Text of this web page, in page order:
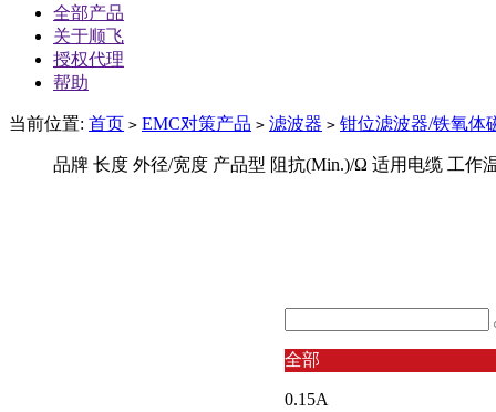
全部产品
关于顺飞
授权代理
帮助
当前位置: 首页 > EMC对策产品 > 滤波器 > 钳位滤波器/铁氧体
品牌 长度 外径/宽度 产品型 阻抗(Min.)/Ω 适用电缆 工作
全部
0.15A